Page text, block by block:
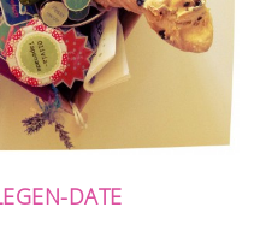
DATE